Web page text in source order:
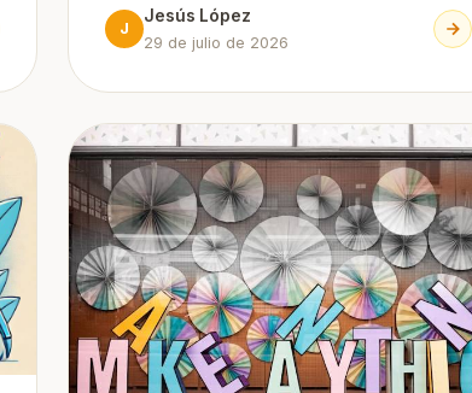
recomendaciones para escribir un post
perfecto que te ayudarán a lograr tus
J
Jesús López
29 de julio de 2026